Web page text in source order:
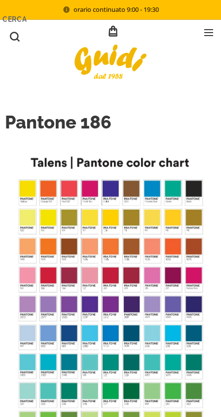
orario continuato 9:00 - 19:30
CERCA
Pantone 186